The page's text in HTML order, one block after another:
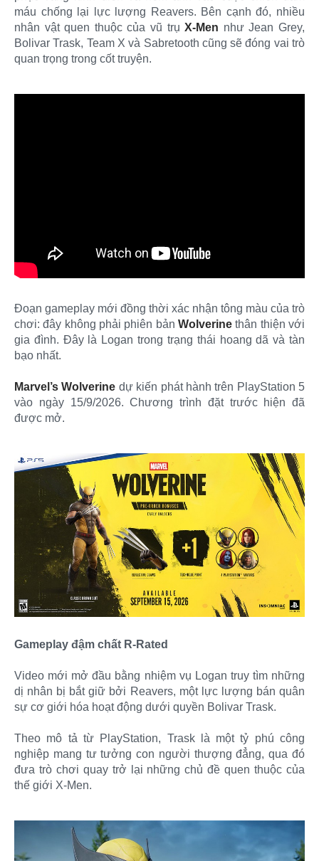
máu chống lại lực lượng Reavers. Bên cạnh đó, nhiều
nhân vật quen thuộc của vũ trụX-Men như Jean Grey,
Bolivar Trask, Team X và Sabretooth cũng sẽ đóng vai trò
quan trọng trong cốt truyện.
Đoạn gameplay mới đồng thời xác nhận tông màu của trò
chơi: đây không phải phiên bản Wolverine thân thiện với
gia đình. Đây là Logan trong trạng thái hoang dã và tàn
bạo nhất.
Marvel’s Wolverine dự kiến phát hành trên PlayStation 5
vào ngày 15/9/2026. Chương trình đặt trước hiện đã
được mở.
Gameplay đậm chất R-Rated
Video mới mở đầu bằng nhiệm vụ Logan truy tìm những
dị nhân bị bắt giữ bởi Reavers, một lực lượng bán quân
sự cơ giới hóa hoạt động dưới quyền Bolivar Trask.
Theo mô tả từ PlayStation, Trask là một tỷ phú công
nghiệp mang tư tưởng con người thượng đẳng, qua đó
đưa trò chơi quay trở lại những chủ đề quen thuộc của
thế giới X-Men.